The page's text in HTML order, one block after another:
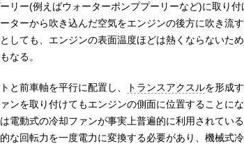
リー(例えばウォーターポンププーリーなど)に取り付
ーから吹き込んだ空気をエンジンの後方に吹き流す
しても、エンジンの表面温度ほどは熱くならないた
なる。
と前車軸を平行に配置し、 トランスアクスルを形成
ンを取り付けてもエンジンの側面に位置することに
電動式の冷却ファンが事実上普遍的に利用されてい
な回転力を一度電力に変換する必要があり、機械式